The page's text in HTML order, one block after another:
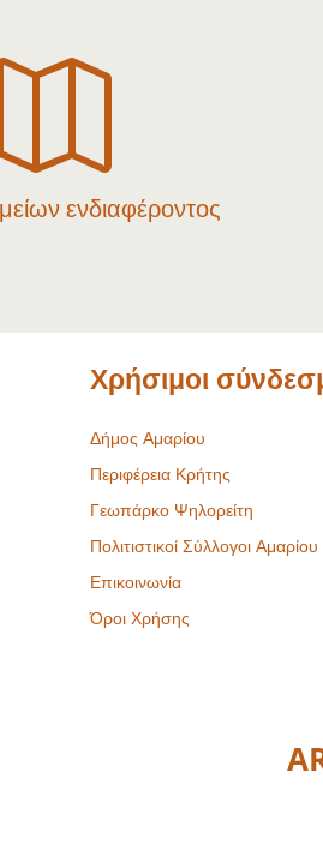

ενδιαφέροντος
Χρήσιμοι
Δήμος Αμαρίου
Περιφέρεια Κρήτης
Γεωπάρκο Ψηλορείτη
Πολιτιστικοί Σύλλογοι Αμαρίου
Επικοινωνία
Όροι Χρήσης